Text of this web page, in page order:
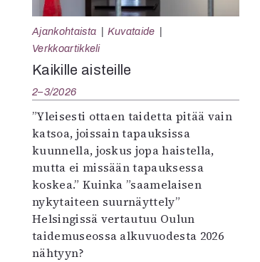
Ajankohtaista
Kuvataide
Verkkoartikkeli
Kaikille aisteille
2–3/2026
”Yleisesti ottaen taidetta pitää vain
katsoa, joissain tapauksissa
kuunnella, joskus jopa haistella,
mutta ei missään tapauksessa
koskea.” Kuinka ”saamelaisen
nykytaiteen suurnäyttely”
Helsingissä vertautuu Oulun
taidemuseossa alkuvuodesta 2026
nähtyyn?